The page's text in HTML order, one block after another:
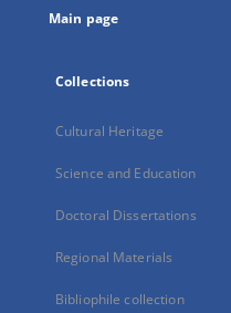
Main page
Collections
Cultural Heritage
Science and Education
Doctoral Dissertations
Regional Materials
Bibliophile collection